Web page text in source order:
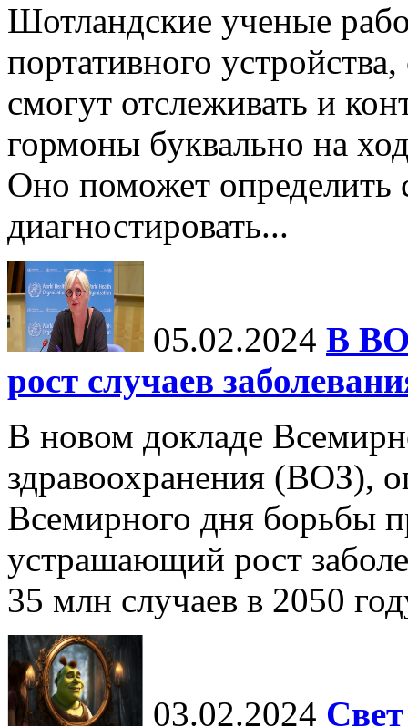
Шотландские ученые
портативного
смогут отслеживать и
гормоны буквально на
Оно поможет
диагностировать...
05.02.2024 В
рост случаев
В новом докладе
здравоохранения (ВОЗ),
Всемирного дня борьбы
устрашающий рост
35 млн случаев в 2050
03.02.2024